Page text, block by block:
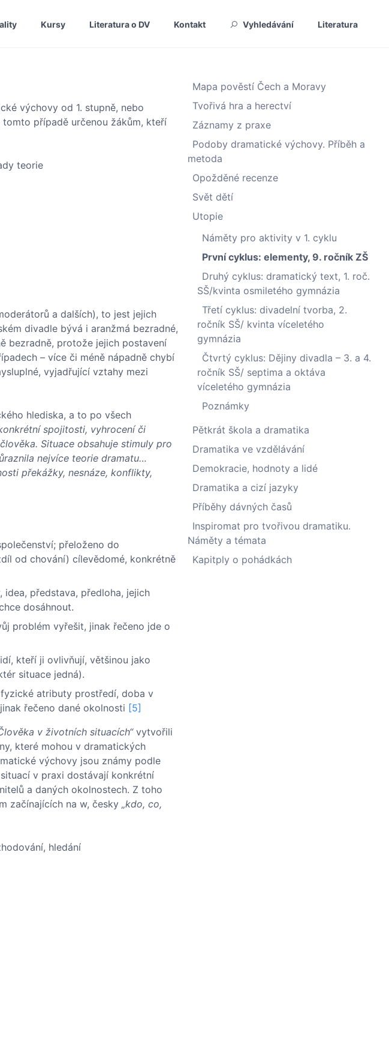
Kursy Literatura o DV Kontakt Vyhledávání Literatura
výchovy od 1. stupně, nebo
případě určenou žákům, kteří
teorie
a dalších), to jest jejich
divadle bývá i aranžmá bezradné,
bezradně, protože jejich postavení
– více či méně nápadně chybí
vyjadřující vztahy mezi
hlediska, a to po všech
spojitosti, vyhrocení či
Situace obsahuje stimuly pro
nejvíce teorie dramatu…
překážky, nesnáze, konflikty,
přeloženo do
od chování) cílevědomé, konkrétně
představa, předloha, jejich
dosáhnout.
problém vyřešit, jinak řečeno jde o
kteří ji ovlivňují, většinou jako
situace jedná).
atributy prostředí, doba v
řečeno dané okolnosti [5]
v životních situacích“vytvořili
které mohou v dramatických
výchovy jsou známy podle
v praxi dostávají konkrétní
a daných okolnostech. Z toho
začínajících na w, česky „kdo, co,
hledání
Mapa pověstí Čech a Moravy
Tvořivá hra a herectví
Záznamy z praxe
Podoby dramatické výchovy. Příběh a
metoda
Opožděné recenze
Svět dětí
Utopie
Náměty pro aktivity v 1. cyklu
První cyklus: elementy, 9. ročník ZŠ
Druhý cyklus: dramatický text, 1. roč.
SŠ/kvinta osmiletého gymnázia
Třetí cyklus: divadelní tvorba, 2.
ročník SŠ/ kvinta víceletého
gymnázia
Čtvrtý cyklus: Dějiny divadla – 3. a 4.
ročník SŠ/ septima a oktáva
víceletého gymnázia
Poznámky
Pětkrát škola a dramatika
Dramatika ve vzdělávání
Demokracie, hodnoty a lidé
Dramatika a cizí jazyky
Příběhy dávných časů
Inspiromat pro tvořivou dramatiku.
Náměty a témata
Kapitply o pohádkách